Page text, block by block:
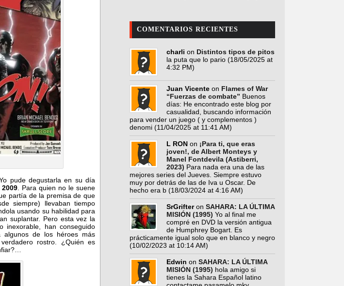
pude degustarla en su día
2009. Para quien no le suene
partía de la premisa de que
siempre) llevaban tiempo
usando su habilidad para
suplantar. Pero esta vez la
inexorable, han conseguido
algunos de los héroes más
rostro. ¿Quién es
COMENTARIOS RECIENTES
charli on Distintos tipos de pitos
la puta que lo pario (18/05/2025 at
4:32 PM)
Juan Vicente on Flames of War
“Fuerzas de combate” Buenos
días: He encontrado este blog por
casualidad, buscando información
para vender un juego ( y complementos )
denomi (11/04/2025 at 11:41 AM)
L RON on ¡Para ti, que eras
joven!, de Albert Monteys y
Manel Fontdevila (Astiberri,
2023) Para nada era una de las
mejores series del Jueves. Siempre estuvo
muy por detrás de las de Iva u Oscar. De
hecho era b (18/03/2024 at 4:16 AM)
SrGrifteron SAHARA: LA ÚLTIMA
MISIÓN (1995) Yo al final me
compré en DVD la versión antigua
de Humphrey Bogart. Es
prácticamente igual solo que en blanco y negro
(10/02/2023 at 10:14 AM)
Edwin on SAHARA: LA ÚLTIMA
MISIÓN (1995) hola amigo si
tienes la Sahara Español latino